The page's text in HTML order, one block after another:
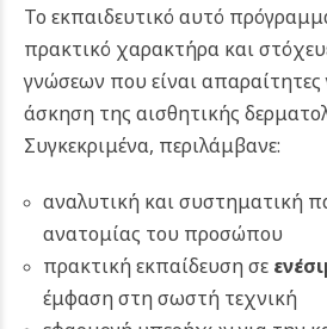
Το εκπαιδευτικό αυτό
πρακτικό χαρακτήρα και
γνώσεων που είναι
άσκηση της αισθητικής
Συγκεκριμένα, περιλάμβανε:
αναλυτική και συστηματική
ανατομίας του προσώπου
πρακτική εκπαίδευση σε
έμφαση στη σωστή τεχνική